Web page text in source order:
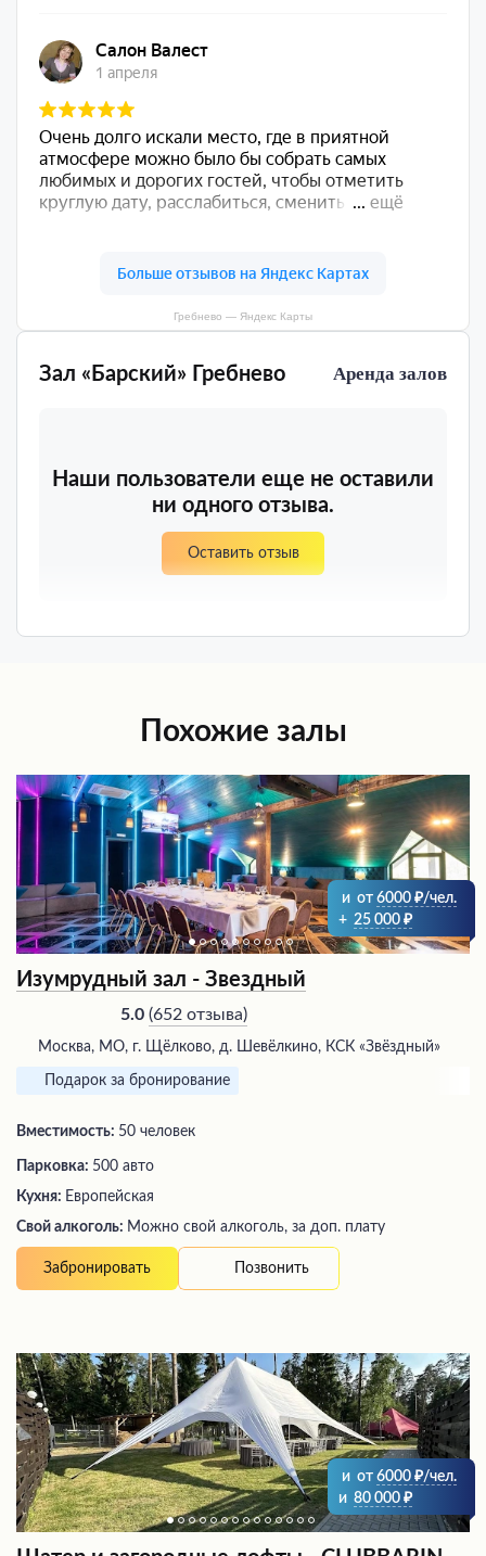
Зал «Барский» Гребнево Аренда залов
Наши пользователи еще не оставили
ни одного отзыва.
Оставить отзыв
Гребнево — Яндекс Карты
Похожие залы
и от 6000
/чел.
+ 25 000
Изумрудный зал - Звездный
5.0 (652 отзыва)
Москва, МО, г. Щёлково, д. Шевёлкино, КСК «Звёздный»
Подарок за бронирование
Вместимость: 50 человек
Парковка: 500 авто
Кухня: Европейская
Свой алкоголь: Можно свой алкоголь, за доп. плату
Забронировать Позвонить
и от 6000
/чел.
и 80 000